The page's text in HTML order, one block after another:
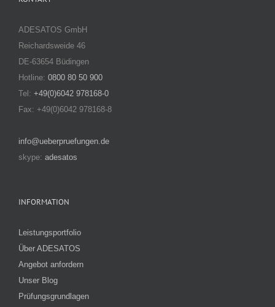
ADESATOS GmbH
Reichardsweide 46
DE-63654 Büdingen
Hotline: 0800 80 50 900
Tel: +49(0)6042 978168-0
Fax: +49(0)6042 978168-8
info@ueberpruefungen.de
skype: adesatos
INFORMATION
Leistungsportfolio
Über ADESATOS
Angebot anfordern
Unser Blog
Prüfungsgrundlagen